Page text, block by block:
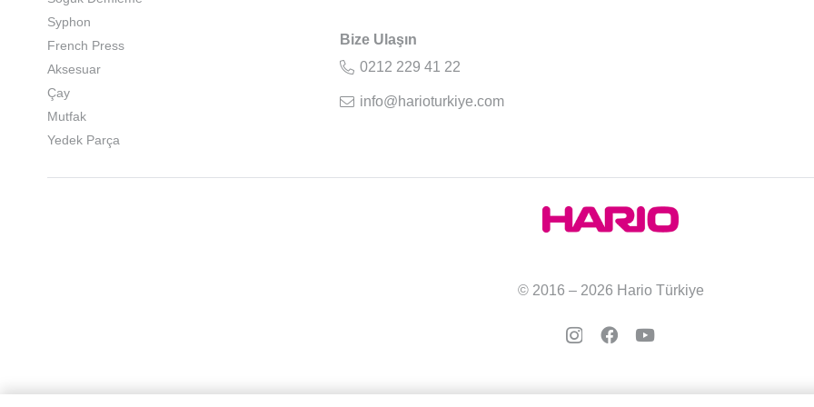
Syphon
French Press
Aksesuar
Çay
Mutfak
Yedek Parça
Bize Ulaşın
0212 229 41 22
info@harioturkiye.com
© 2016 – 2026 Hario Türkiye